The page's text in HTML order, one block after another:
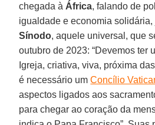
chegada à África, falando de
igualdade e economia
Sínodo, aquele universal, que
outubro de 2023: “Devemos ter
Igreja, criativa, viva, próxima
é necessário umConcílio
aspectos ligados aos
para chegar ao coração da